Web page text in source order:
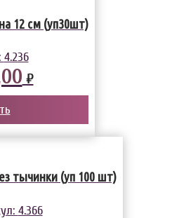
12 см (уп30шт)
4.236
₽
тычинки (уп 100 шт)
4.366